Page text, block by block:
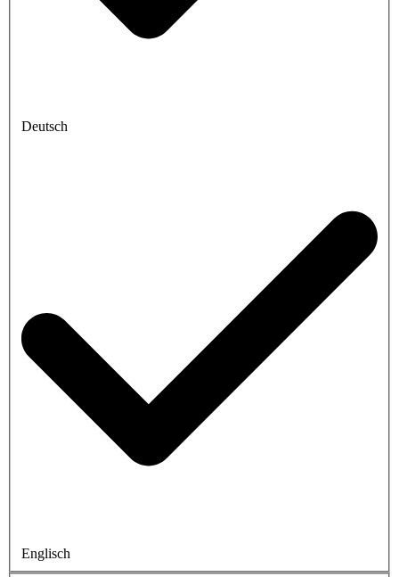
Deutsch
Englisch